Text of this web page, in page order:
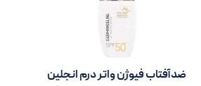
فیوژن واتر درم انجلین